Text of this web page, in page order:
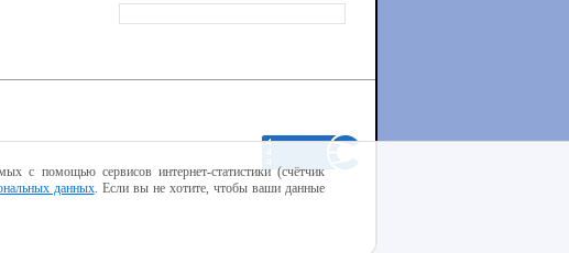
с помощью сервисов интернет-статистики (счётчик
данных. Если вы не хотите, чтобы ваши данные